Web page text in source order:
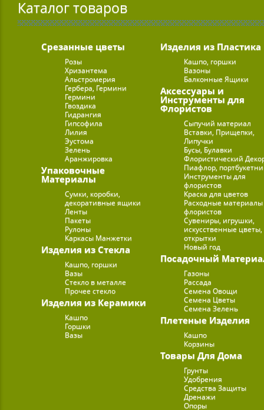
Каталог товаров
Срезанные цветы
Розы
Хризантема
Альстромерия
Гербера, Гермини
Гермини
Гвоздика
Гидрангия
Гипсофила
Лилия
Эустома
Зелень
Аранжировка
Упаковочные
Материалы
Сумки, коробки,
декоративные ящики
Ленты
Пакеты
Рулоны
Каркасы Манжетки
Изделия из Стекла
Кашпо, горшки
Вазы
Стекло в металле
Прочее стекло
Изделия из Керамики
Кашпо
Горшки
Вазы
Изделия из Пластика
Кашпо, горшки
Вазоны
Балконные Ящики
Аксессуары и
Инструменты для
Флористов
Сыпучий материал
Вставки, Прищепки,
Липучки
Бусы, Булавки
Флористический
Пиафлор,
Инструменты для
флористов
Краска для цветов
Расходные
флористов
Сувениры, игрушки,
искусственные цветы,
открытки
Новый год
Посадочный
Газоны
Рассада
Семена Овощи
Семена Цветы
Семена Зелень
Плетеные Изделия
Кашпо
Корзины
Товары Для Дома
Грунты
Удобрения
Средства Защиты
Дренажи
Опоры